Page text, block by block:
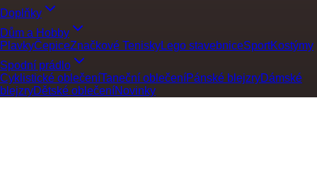
Doplňky
Dům a Hobby
PlavkyČepiceZnačkové TeniskyLego stavebniceSportKostýmy
Spodní prádlo
Cyklistické oblečeníTaneční oblečeníPánské blejzryDámské
blejzryDětské oblečeníNovinky